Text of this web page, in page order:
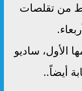
من تقلصات
الأول، ساديو
أيضاً..